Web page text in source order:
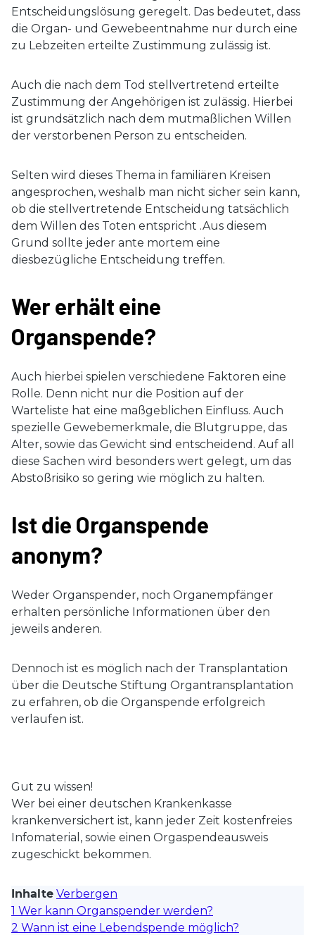
Entscheidungslösung geregelt. Das bedeutet, dass
die Organ- und Gewebeentnahme nur durch eine
zu Lebzeiten erteilte Zustimmung zulässig ist.
Auch die nach dem Tod stellvertretend erteilte
Zustimmung der Angehörigen ist zulässig. Hierbei
ist grundsätzlich nach dem mutmaßlichen Willen
der verstorbenen Person zu entscheiden.
Selten wird dieses Thema in familiären Kreisen
angesprochen, weshalb man nicht sicher sein kann,
ob die stellvertretende Entscheidung tatsächlich
dem Willen des Toten entspricht .Aus diesem
Grund sollte jeder ante mortem eine
diesbezügliche Entscheidung treffen.
Wer erhält eine
Organspende?
Auch hierbei spielen verschiedene Faktoren eine
Rolle. Denn nicht nur die Position auf der
Warteliste hat eine maßgeblichen Einfluss. Auch
spezielle Gewebemerkmale, die Blutgruppe, das
Alter, sowie das Gewicht sind entscheidend. Auf all
diese Sachen wird besonders wert gelegt, um das
Abstoßrisiko so gering wie möglich zu halten.
Ist die Organspende
anonym?
Weder Organspender, noch Organempfänger
erhalten persönliche Informationen über den
jeweils anderen.
Dennoch ist es möglich nach der Transplantation
über die Deutsche Stiftung Organtransplantation
zu erfahren, ob die Organspende erfolgreich
verlaufen ist.
Gut zu wissen!
Wer bei einer deutschen Krankenkasse
krankenversichert ist, kann jeder Zeit kostenfreies
Infomaterial, sowie einen Orgaspendeausweis
zugeschickt bekommen.
Inhalte Verbergen
1 Wer kann Organspender werden?
2 Wann ist eine Lebendspende möglich?